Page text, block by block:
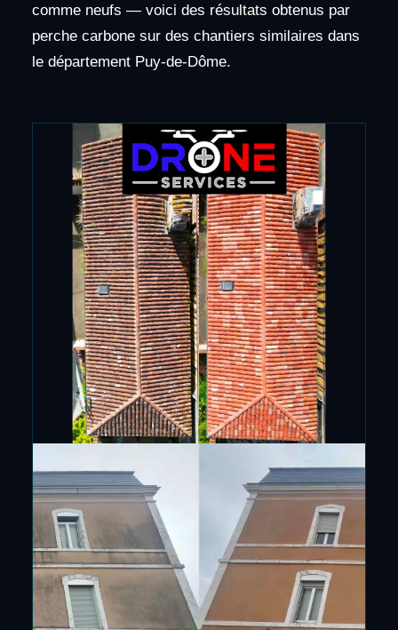
comme neufs — voici des résultats obtenus par
perche carbone sur des chantiers similaires dans
le département Puy-de-Dôme.